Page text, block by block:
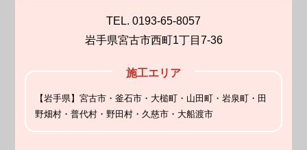
TEL. 0193-65-8057
岩手県宮古市西町1丁目7-36
施工エリア
【岩手県】宮古市・釜石市・大槌町・山田町・岩泉町・田
野畑村・普代村・野田村・久慈市・大船渡市